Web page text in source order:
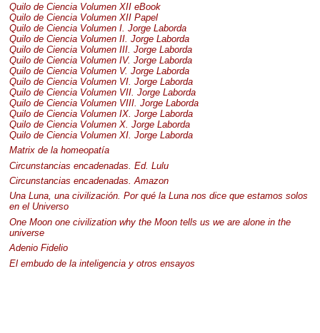
Quilo de Ciencia Volumen XIIeBook
Quilo de Ciencia Volumen XIIPapel
Quilo de Ciencia Volumen I. Jorge Laborda
Quilo de Ciencia Volumen II. Jorge Laborda
Quilo de Ciencia Volumen III. Jorge Laborda
Quilo de Ciencia Volumen IV. Jorge Laborda
Quilo de Ciencia Volumen V. Jorge Laborda
Quilo de Ciencia Volumen VI. Jorge Laborda
Quilo de Ciencia Volumen VII. Jorge Laborda
Quilo de Ciencia Volumen VIII. Jorge Laborda
Quilo de Ciencia Volumen IX. Jorge Laborda
Quilo de Ciencia Volumen X. Jorge Laborda
Quilo de Ciencia Volumen XI. Jorge Laborda
Matrix de la homeopatía
Circunstancias encadenadas. Ed. Lulu
Circunstancias encadenadas. Amazon
Una Luna, una civilización. Por qué la Luna nos dice que estamos solos
en el Universo
One Moon one civilization why the Moon tells us we are alone in the
universe
Adenio Fidelio
El embudo de la inteligencia y otros ensayos